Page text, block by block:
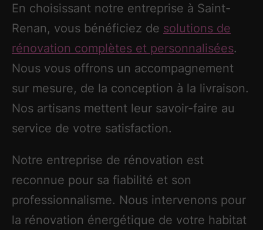
En choisissant notre entreprise à Saint-
Renan, vous bénéficiez de solutions de
rénovation complètes et personnalisées.
Nous vous offrons un accompagnement
sur mesure, de la conception à la livraison.
Nos artisans mettent leur savoir-faire au
service de votre satisfaction.
Notre entreprise de rénovation est
reconnue pour sa fiabilité et son
professionnalisme. Nous intervenons pour
la rénovation énergétique de votre habitat